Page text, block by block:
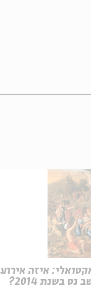
איזה אירוע
נס בשנת 2014?